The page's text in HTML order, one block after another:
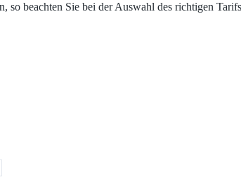
beachten Sie bei der Auswahl des richtigen